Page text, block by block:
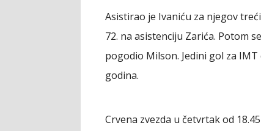
Asistirao je Ivaniću za njegov
72. na asistenciju Zarića. Potom
pogodio Milson. Jedini gol za
godina.
Crvena zvezda u četvrtak od